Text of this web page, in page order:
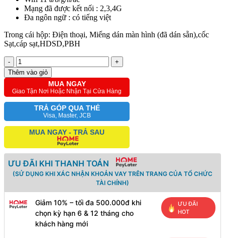
Mạng đã được kết nối : 2,3,4G
Đa ngôn ngữ : có tiếng việt
Trong cái hộp: Điện thoại, Miếng dán màn hình (đã dán sẵn),cốc
Sạt,cáp sạt,HDSD,PBH
-
+
Thêm vào giỏ
MUA NGAY
Giao Tận Nơi Hoặc Nhận Tại Cửa Hàng
TRẢ GÓP QUA THẺ
Visa, Master, JCB
MUA NGAY - TRẢ SAU
ƯU ĐÃI KHI THANH TOÁN
(SỬ DỤNG KHI XÁC NHẬN KHOẢN VAY TRÊN TRANG CỦA TỔ CHỨC
TÀI CHÍNH)
Giảm 10% – tối đa 500.000đ khi
chọn kỳ hạn 6 & 12 tháng cho
khách hàng mới
ƯU ĐÃI
HOT